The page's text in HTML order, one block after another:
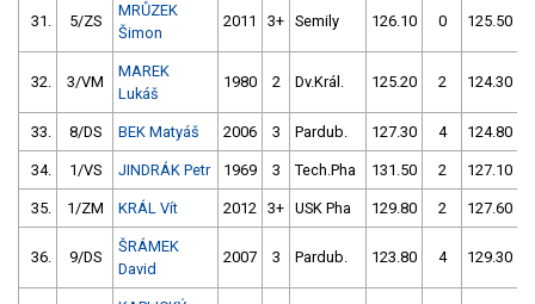
31. 5/ZS
MRŮZEK
Šimon
2011 3+ Semily 126.10 0 125.50
32. 3/VM
MAREK
Lukáš
1980 2 Dv.Král. 125.20 2 124.30
33. 8/DS BEK Matyáš 2006 3 Pardub. 127.30 4 124.80
34. 1/VS JINDRÁK Petr 1969 3 Tech.Pha 131.50 2 127.10
35. 1/ZM KRÁL Vít 2012 3+ USK Pha 129.80 2 127.60
36. 9/DS
ŠRÁMEK
David
2007 3 Pardub. 123.80 4 129.30